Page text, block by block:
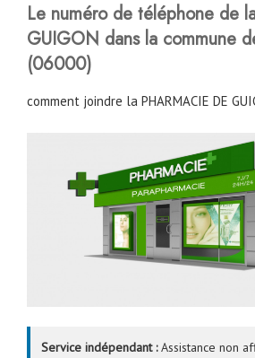
Le numéro de téléphone de
GUIGON dans la commune
(06000)
comment joindre la PHARMACIE DE
Service indépendant :Assistance non